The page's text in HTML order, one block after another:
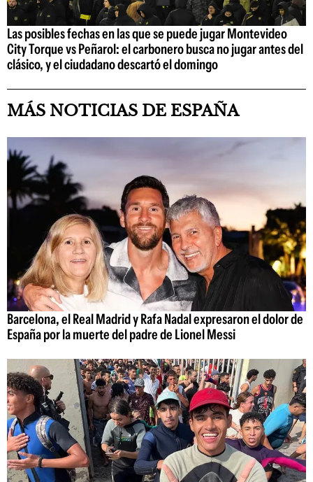
Las posibles fechas en las que se puede jugar Montevideo
City Torque vs Peñarol: el carbonero busca no jugar antes del
clásico, y el ciudadano descartó el domingo
MÁS NOTICIAS DE ESPAÑA
Barcelona, el Real Madrid y Rafa Nadal expresaron el dolor de
España por la muerte del padre de Lionel Messi